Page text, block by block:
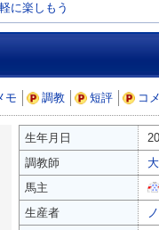
に楽しもう
モ 調教 短評 コ
生年月日
調教師
馬主
生産者